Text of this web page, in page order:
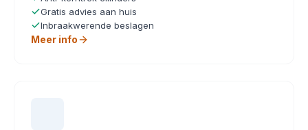
Gratis advies aan huis
Inbraakwerende beslagen
Meer info